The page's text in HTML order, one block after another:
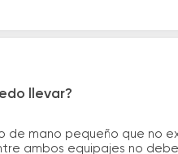
llevar?
de mano pequeño que no
ambos equipajes no